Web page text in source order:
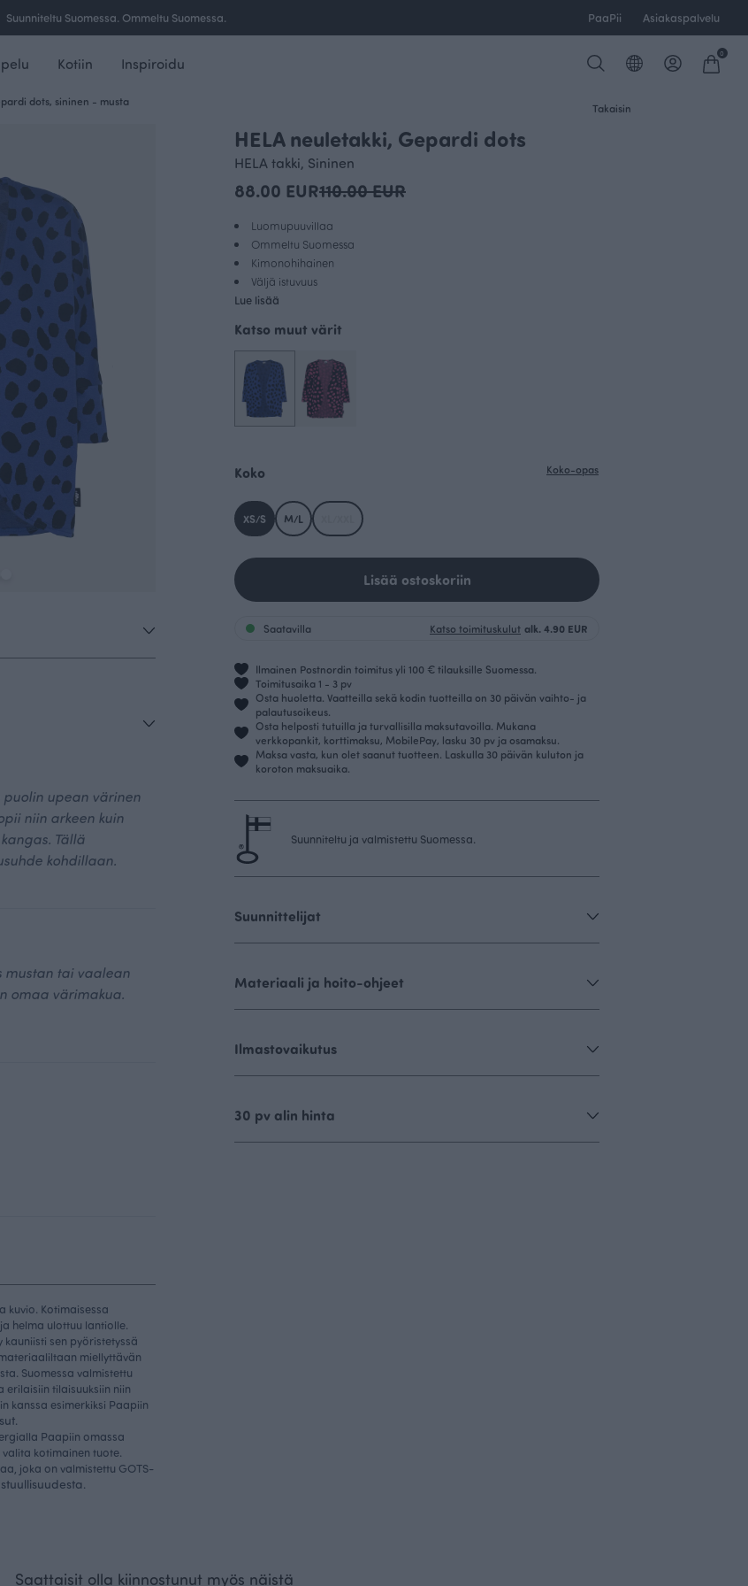
Ilmainen toimitus yli 100 € tilauksille Suomessa. PaaPii Asiakaspalvelu
Kotiin Inspiroidu
0
dots, sininen - musta Takaisin
puolin upean värinen
niin arkeen kuin
Tällä
kohdillaan.
mustan tai vaalean
omaa värimakua.
kuvio. Kotimaisessa
helma ulottuu lantiolle.
sen pyöristetyssä
miellyttävän
Suomessa valmistettu
erilaisiin tilaisuuksiin niin
kanssa esimerkiksi Paapiin
.
Paapiin omassa
valita kotimainen tuote.
joka on valmistettu GOTS-
.
HELA neuletakki, Gepardi dots
HELA takki, Sininen
88.00 EUR110.00 EUR
Luomupuuvillaa
Ommeltu Suomessa
Kimonohihainen
Väljä istuvuus
Lue lisää
Katso muut värit
Koko Koko-opas
XS/S M/L
Lisää ostoskoriin
Saatavilla Katso toimituskulut alk. 4.90 EUR
Ilmainen Postnordin toimitus yli 100 € tilauksille Suomessa.
Toimitusaika 1 - 3 pv
Osta huoletta. Vaatteilla sekä kodin tuotteilla on 30 päivän vaihto- ja
palautusoikeus.
Osta helposti tutuilla ja turvallisilla maksutavoilla. Mukana
verkkopankit, korttimaksu, MobilePay, lasku 30 pv ja osamaksu.
Maksa vasta, kun olet saanut tuotteen. Laskulla 30 päivän kuluton ja
koroton maksuaika.
Suunniteltu ja valmistettu Suomessa.
Suunnittelijat
Materiaali ja hoito-ohjeet
Ilmastovaikutus
30 pv alin hinta
Saattaisit olla kiinnostunut myös näistä